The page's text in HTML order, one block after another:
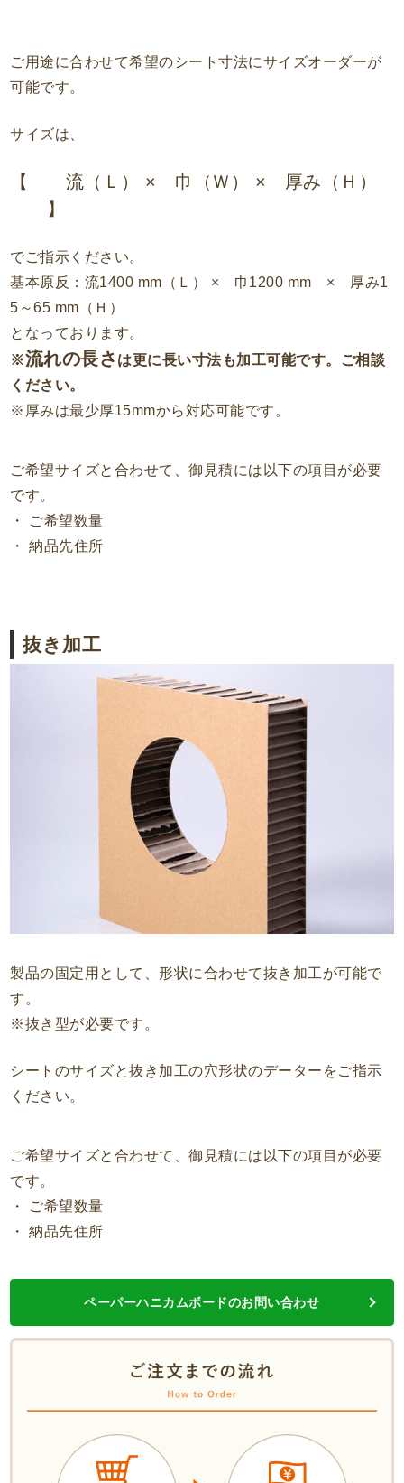
ご用途に合わせて希望のシート寸法にサイズオーダーが
可能です。
サイズは、
【 流（Ｌ） × 巾（Ｗ） × 厚み（Ｈ）
】
でご指示ください。
基本原反：流1400 mm（Ｌ） × 巾1200 mm × 厚み1
5～65 mm（Ｈ）
となっております。
※流れの長さ は更に長い寸法も加工可能です。ご相談
ください。
※厚みは最少厚15mmから対応可能です。
ご希望サイズと合わせて、御見積には以下の項目が必要
です。
・ ご希望数量
・ 納品先住所
抜き加工
製品の固定用として、形状に合わせて抜き加工が可能で
す。
※抜き型が必要です。
シートのサイズと抜き加工の穴形状のデーターをご指示
ください。
ご希望サイズと合わせて、御見積には以下の項目が必要
です。
・ ご希望数量
・ 納品先住所
ペーパーハニカムボードのお問い合わせ